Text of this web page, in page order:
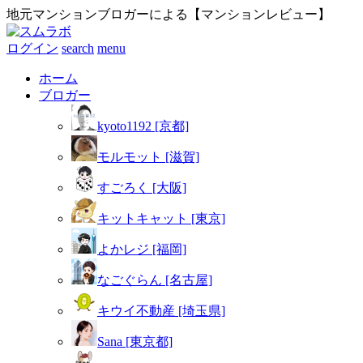
地元マンションブロガーによる【マンションレビュー】
ログイン search menu
ホーム
ブロガー
kyoto1192 [京都]
モルモット [滋賀]
すごろく [大阪]
キットキャット [東京]
よかレジ [福岡]
なごぐらん [名古屋]
キウイ不動産 [埼玉県]
Sana [東京都]